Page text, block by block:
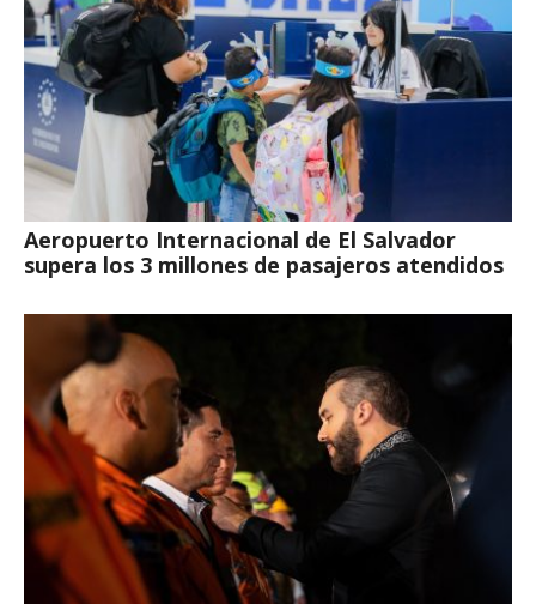
Aeropuerto Internacional de El Salvador
supera los 3 millones de pasajeros atendidos